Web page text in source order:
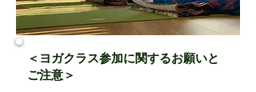
＜ヨガクラス参加に関するお願いと
ご注意＞